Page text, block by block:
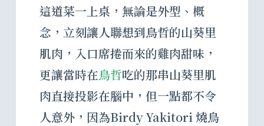
這道菜一上桌，無論是外型、概
念，立刻讓人聯想到鳥哲的山葵里
肌肉，入口席捲而來的雞肉甜味，
更讓當時在鳥哲吃的那串山葵里肌
肉直接投影在腦中，但一點都不令
人意外，因為Birdy Yakitori 燒鳥